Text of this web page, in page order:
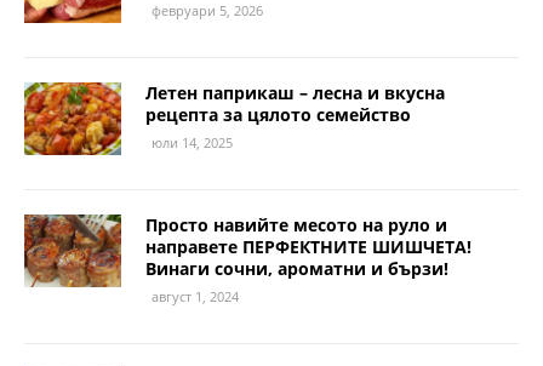
февруари 5, 2026
Летен паприкаш – лесна и вкусна
рецепта за цялото семейство
юли 14, 2025
Просто навийте месото на руло и
направете ПЕРФЕКТНИТЕ ШИШЧЕТА!
Винаги сочни, ароматни и бързи!
август 1, 2024